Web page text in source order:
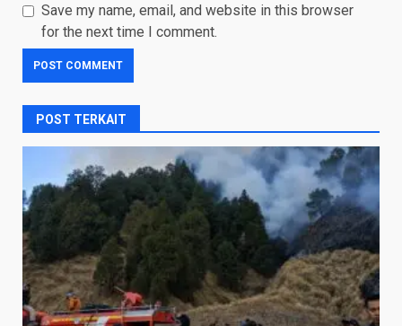
Save my name, email, and website in this browser
for the next time I comment.
POST TERKAIT